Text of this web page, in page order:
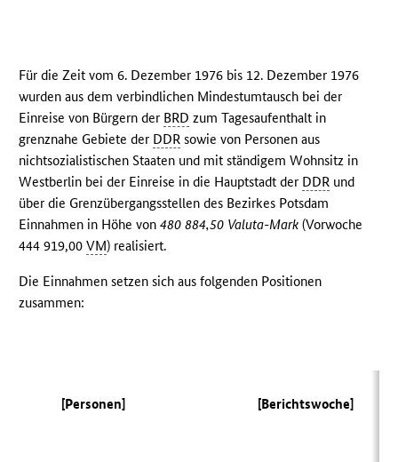
Für die Zeit vom 6. Dezember 1976 bis 12. Dezember 1976
wurden aus dem verbindlichen Mindestumtausch bei der
Einreise von Bürgern der BRD zum Tagesaufenthalt in
grenznahe Gebiete der DDR sowie von Personen aus
nichtsozialistischen Staaten und mit ständigem Wohnsitz in
Westberlin bei der Einreise in die Hauptstadt der DDR und
über die Grenzübergangsstellen des Bezirkes Potsdam
Einnahmen in Höhe von480 884,50 Valuta-Mark (Vorwoche
444 919,00VM) realisiert.
Die Einnahmen setzen sich aus folgenden Positionen
zusammen:
[Personen] [Berichtswoche]